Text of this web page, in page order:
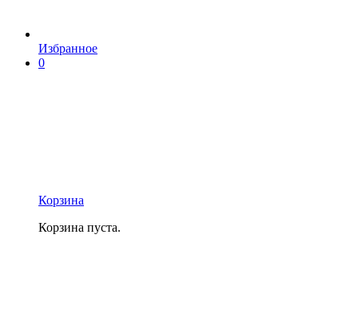
Избранное
0
Корзина
Корзина пуста.